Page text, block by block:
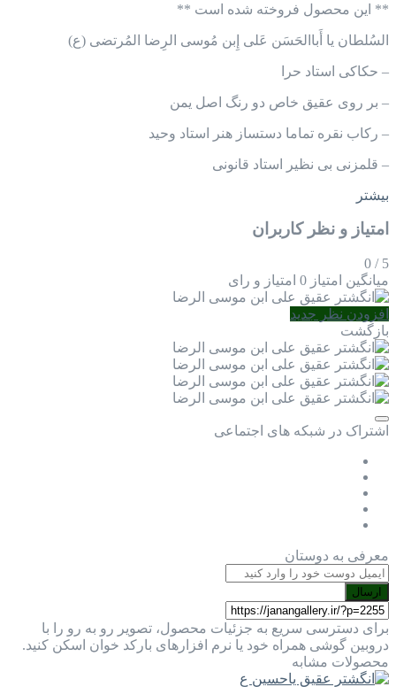
** این محصول فروخته شده است **
السُلطان یا أَباالحَسَن عَلی إِبن مُوسی الرِضا المُرتضی (ع)
– حکاکی استاد حرا
– بر روی عقیق خاص دو رنگ اصل یمن
– رکاب نقره تماما دستساز هنر استاد وحید
– قلمزنی بی نظیر استاد قانونی
بیشتر
امتیاز و نظر کاربران
5
/
0
میانگین امتیاز 0 امتیاز و رای
افزودن نظر جدید
بازگشت
اشتراک در شبکه های اجتماعی
معرفی به دوستان
ارسال
برای دسترسی سریع به جزئیات محصول، تصویر رو به رو را با
دروبین گوشی همراه خود یا نرم افزارهای بارکد خوان اسکن کنید.
محصولات مشابه